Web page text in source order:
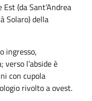
(da Sant’Andrea
Solaro) della
ingresso,
l’abside è
con cupola
rivolto a ovest.